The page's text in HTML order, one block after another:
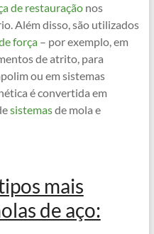
de restauraçãonos
Além disso, são utilizados
força– por exemplo, em
de atrito, para
ou em sistemas
é convertida em
sistemasde mola e
mais
de aço: